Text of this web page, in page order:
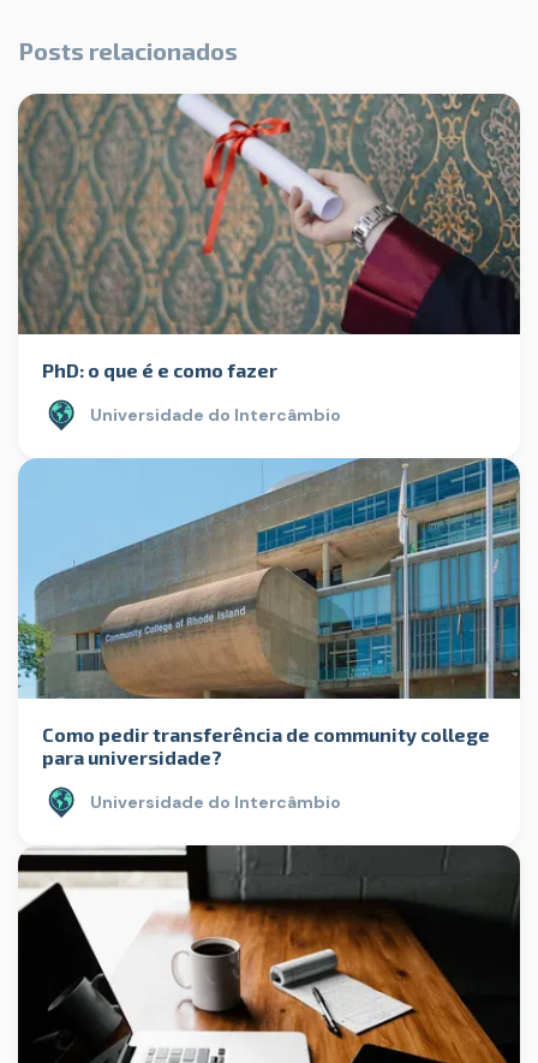
Posts relacionados
PhD: o que é e como fazer
Universidade do Intercâmbio
Como pedir transferência de community college
para universidade?
Universidade do Intercâmbio